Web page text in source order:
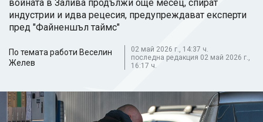
войната в Залива продължи още месец, спират
индустрии и идва рецесия, предупреждават експерти
пред "Файненшъл таймс"
По темата работи Веселин
Желев
02 май 2026 г., 14:37 ч.
последна редакция 02 май 2026 г.,
16:17 ч.